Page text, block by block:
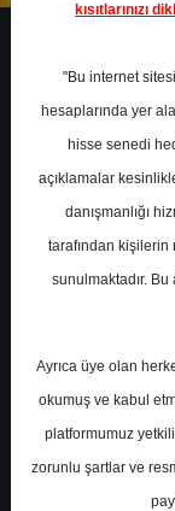
kısıtlarınızı
"Bu internet
hesaplarında yer
hisse senedi
açıklamalar
danışmanlığı
tarafından kişilerin
sunulmaktadır.
Ayrıca üye olan
okumuş ve kabul
platformumuz
zorunlu şartlar ve